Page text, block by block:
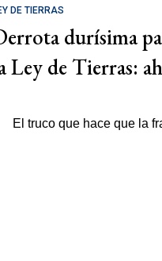
DE TIERRAS
durísima
Ley de Tierras: